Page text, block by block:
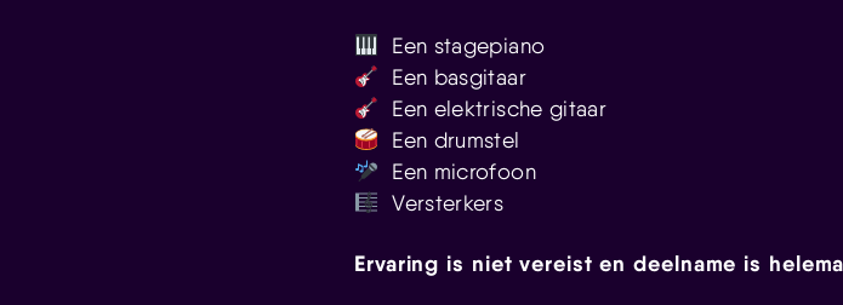
Een stagepiano
Een basgitaar
Een elektrische gitaar
Een drumstel
Een microfoon
Versterkers
Ervaring is niet vereist en deelname is